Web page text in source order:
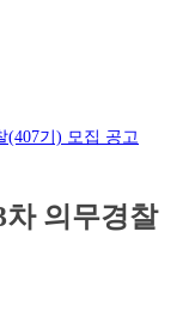
(407기) 모집 공고
차 의무경찰